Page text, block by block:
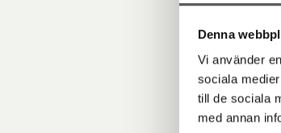
Denna
Vi använder
sociala
till de sociala
med annan